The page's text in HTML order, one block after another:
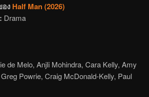
ง Half Man (2026)
Drama
de Melo, Anjli Mohindra, Cara Kelly, Amy
Powrie, Craig McDonald-Kelly, Paul